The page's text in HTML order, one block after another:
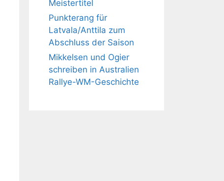
Meistertitel
Punkterang für
Latvala/Anttila zum
Abschluss der Saison
Mikkelsen und Ogier
schreiben in Australien
Rallye-WM-Geschichte